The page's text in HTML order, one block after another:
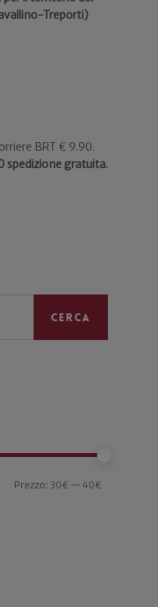
Treporti)
BRT € 9.90.
spedizione gratuita.
Cerca
Prezzo: 30€ — 40€